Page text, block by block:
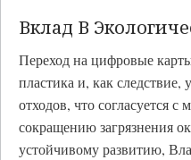
Вклад В
Переход на цифровые
пластика и, как следствие,
отходов, что согласуется
сокращению загрязнения
устойчивому развитию,